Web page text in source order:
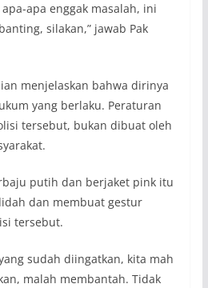
apa-apa enggak masalah, ini
silakan,” jawab Pak
menjelaskan bahwa dirinya
yang berlaku. Peraturan
tersebut, bukan dibuat oleh
putih dan berjaket pink itu
dan membuat gestur
tersebut.
sudah diingatkan, kita mah
malah membantah. Tidak